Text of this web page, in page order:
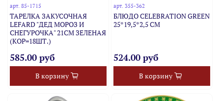
арт.85-1715
ТАРЕЛКА ЗАКУСОЧНАЯ
LEFARD "ДЕД МОРОЗ И
СНЕГУРОЧКА" 21СМ ЗЕЛЕНАЯ
(КОР=18ШТ.)
585.00 руб
В корзину
арт. 355-362
БЛЮДО CELEBRATION GREEN
25*19,5*2,5 СМ
524.00 руб
В корзину